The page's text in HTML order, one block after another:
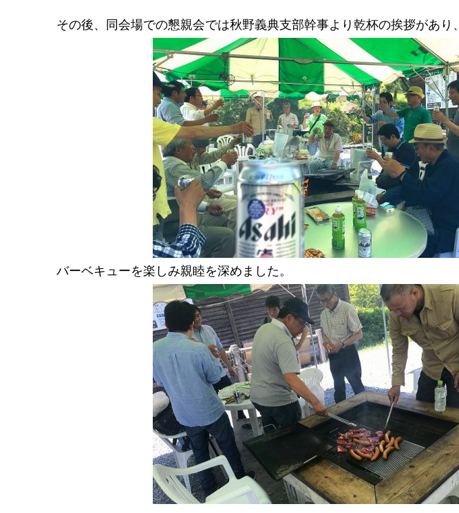
その後、同会場での懇親会では秋野義典支部幹事より乾杯の挨拶があり、
バーベキューを楽しみ親睦を深めました。